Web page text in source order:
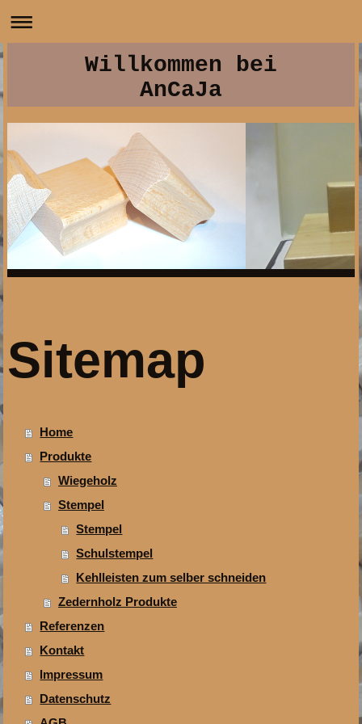
Willkommen bei
AnCaJa
Sitemap
Home
Produkte
Wiegeholz
Stempel
Stempel
Schulstempel
Kehlleisten zum selber schneiden
Zedernholz Produkte
Referenzen
Kontakt
Impressum
Datenschutz